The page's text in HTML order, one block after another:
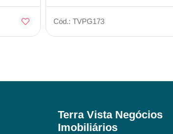
Cód.: TVPG173
Terra Vista Negócios
Imobiliários